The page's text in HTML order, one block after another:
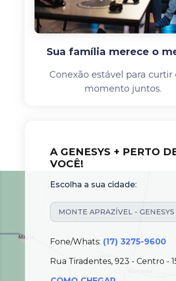
Sua família merece o
Conexão estável para curtir
momento juntos.
A GENESYS + PERTO
VOCÊ!
Escolha a sua cidade:
Fone/Whats: (17) 3275-9600
Rua Tiradentes, 923 - Centro -